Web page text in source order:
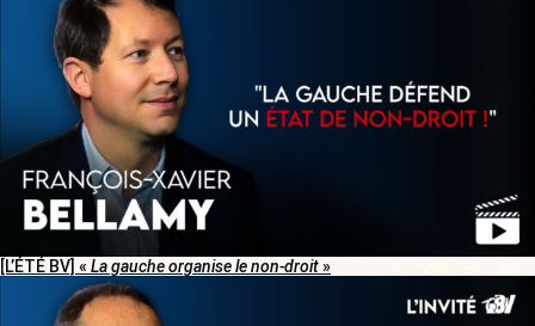
[L’ÉTÉ BV] « La gauche organise le non-droit»